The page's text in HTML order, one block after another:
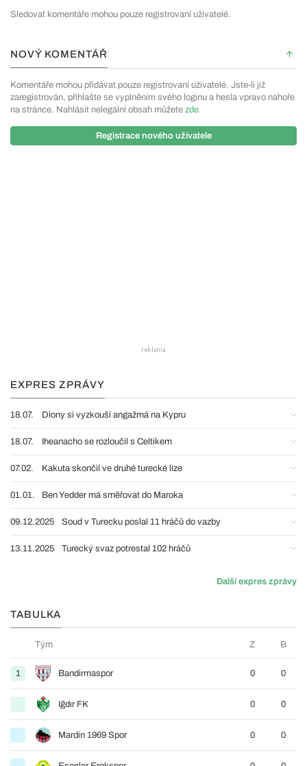
Sledovat komentáře mohou pouze registrovaní uživatelé.
NOVÝ KOMENTÁŘ
Komentáře mohou přidávat pouze registrovaní uživatelé. Jste-li již
zaregistrován, přihlašte se vyplněním svého loginu a hesla vpravo nahoře
na stránce. Nahlásit nelegální obsah můžete zde.
Registrace nového uživatele
EXPRES ZPRÁVY
18.07. Diony si vyzkouší angažmá na Kypru
18.07. Iheanacho se rozloučil s Celtikem
07.02. Kakuta skončil ve druhé turecké lize
01.01. Ben Yedder má směřovat do Maroka
09.12.2025 Soud v Turecku poslal 11 hráčů do vazby
13.11.2025 Turecký svaz potrestal 102 hráčů
Další expres zprávy
TABULKA
Tým Z B
1 Bandirmaspor 0 0
Iğdır FK 0 0
Mardin 1969 Spor 0 0